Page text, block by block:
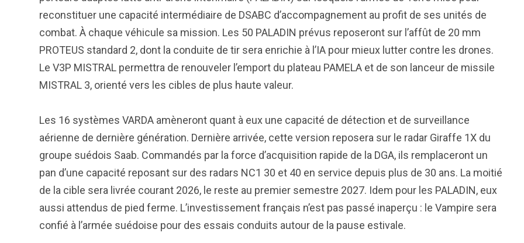
reconstituer une capacité intermédiaire de DSABC d’accompagnement au profit de ses unités de
combat. À chaque véhicule sa mission. Les 50 PALADIN prévus reposeront sur l’affût de 20 mm
PROTEUS standard 2, dont la conduite de tir sera enrichie à l’IA pour mieux lutter contre les drones.
Le V3P MISTRAL permettra de renouveler l’emport du plateau PAMELA et de son lanceur de missile
MISTRAL 3, orienté vers les cibles de plus haute valeur.
Les 16 systèmes VARDA amèneront quant à eux une capacité de détection et de surveillance
aérienne de dernière génération. Dernière arrivée, cette version reposera sur le radar Giraffe 1X du
groupe suédois Saab. Commandés par la force d’acquisition rapide de la DGA, ils remplaceront un
pan d’une capacité reposant sur des radars NC1 30 et 40 en service depuis plus de 30 ans. La moitié
de la cible sera livrée courant 2026, le reste au premier semestre 2027. Idem pour les PALADIN, eux
aussi attendus de pied ferme. L’investissement français n’est pas passé inaperçu : le Vampire sera
confié à l’armée suédoise pour des essais conduits autour de la pause estivale.